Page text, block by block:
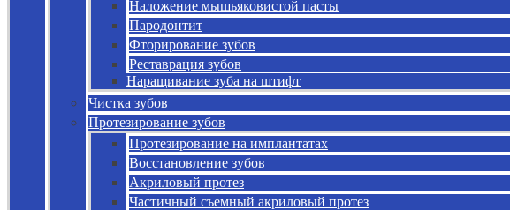
Наложение мышьяковистой пасты
Пародонтит
Фторирование зубов
Реставрация зубов
Наращивание зуба на штифт
Чистка зубов
Протезирование зубов
Протезирование на имплантатах
Восстановление зубов
Акриловый протез
Частичный съемный акриловый протез